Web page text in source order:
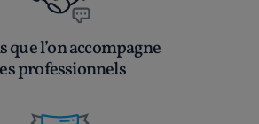
que l’on accompagne
professionnels